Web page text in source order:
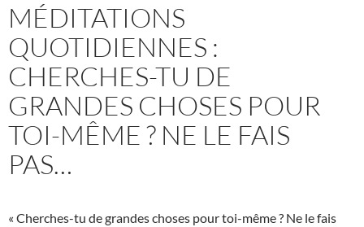
MÉDITATIONS
QUOTIDIENNES :
CHERCHES-TU DE
GRANDES CHOSES POUR
TOI-MÊME ? NE LE FAIS
PAS…
« Cherches-tu de grandes choses pour toi-même ? Ne le fais